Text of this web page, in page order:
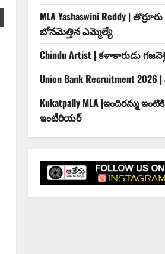
MLA Yashaswini Reddy |
బోనమెత్తిన ఎమ్మెల్యే
Chindu Artist | కళాకారుడు
Union Bank Recruitment
Kukatpally MLA |ఇందిర‌మ్మ
ఇంటీరియ‌ర్‌